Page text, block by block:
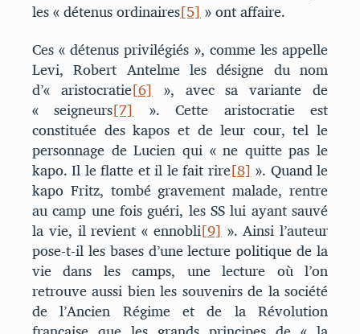
les « détenus ordinaires[5]» ont affaire.
Ces « détenus privilégiés », comme les appelle
Levi, Robert Antelme les désigne du nom
d’« aristocratie[6]», avec sa variante de
« seigneurs[7]». Cette aristocratie est
constituée des kapos et de leur cour, tel le
personnage de Lucien qui « ne quitte pas le
kapo. Il le flatte et il le fait rire[8]». Quand le
kapo Fritz, tombé gravement malade, rentre
au camp une fois guéri, les SS lui ayant sauvé
la vie, il revient « ennobli[9]». Ainsi l’auteur
pose-t-il les bases d’une lecture politique de la
vie dans les camps, une lecture où l’on
retrouve aussi bien les souvenirs de la société
de l’Ancien Régime et de la Révolution